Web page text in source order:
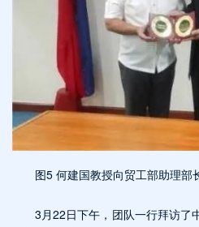
图5 何建国教授向贸工部助理部
3月22日下午，团队一行拜访了